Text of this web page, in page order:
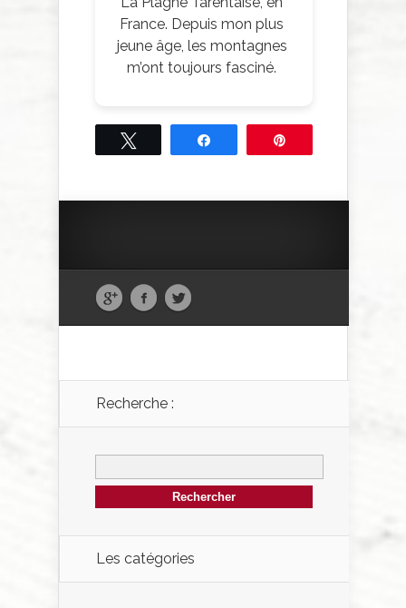
France. Depuis mon plus
jeune âge, les montagnes
m’ont toujours fasciné.
Recherche :
Les catégories